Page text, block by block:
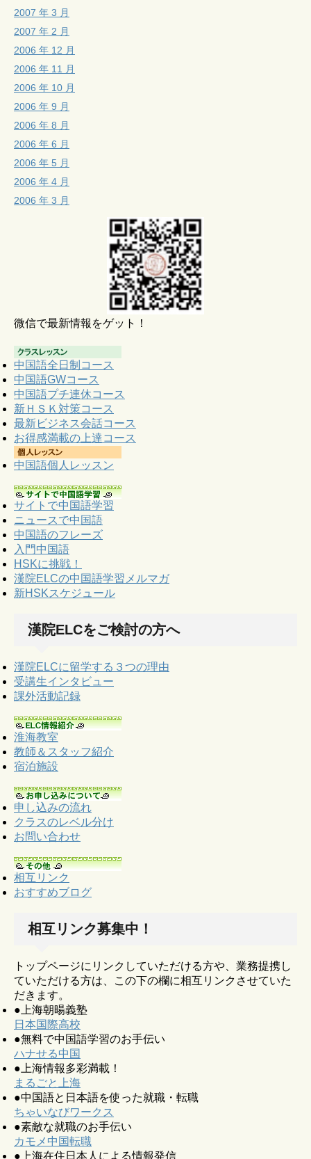
2007 年 3 月
2007 年 2 月
2006 年 12 月
2006 年 11 月
2006 年 10 月
2006 年 9 月
2006 年 8 月
2006 年 6 月
2006 年 5 月
2006 年 4 月
2006 年 3 月
微信で最新情報をゲット！
中国語全日制コース
中国語GWコース
中国語プチ連休コース
新ＨＳＫ対策コース
最新ビジネス会話コース
お得感満載の上達コース
中国語個人レッスン
サイトで中国語学習
ニュースで中国語
中国語のフレーズ
入門中国語
HSKに挑戦！
漢院ELCの中国語学習メルマガ
新HSKスケジュール
漢院ELCをご検討の方へ
漢院ELCに留学する３つの理由
受講生インタビュー
課外活動記録
淮海教室
教師＆スタッフ紹介
宿泊施設
申し込みの流れ
クラスのレベル分け
お問い合わせ
相互リンク
おすすめブログ
相互リンク募集中！
トップページにリンクしていただける方や、業務提携し
ていただける方は、この下の欄に相互リンクさせていた
だきます。
●上海朝暘義塾
日本国際高校
●無料で中国語学習のお手伝い
ハナせる中国
●上海情報多彩満載！
まるごと上海
●中国語と日本語を使った就職・転職
ちゃいなびワークス
●素敵な就職のお手伝い
カモメ中国転職
●上海在住日本人による情報発信